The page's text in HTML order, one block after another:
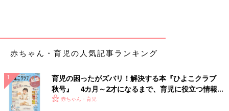
だったら楽しめるんじゃないかと思ったんです。
出版社を通すまではいかなくても、とにかくちゃんと形になるも
のを出版したいと思い調べたところ、Amazonの“KDP (電子書籍
とペーパーバックを無料でセルフ出版できるシステム)”にたどり
つきました。
赤ちゃん・育児の人気記事ランキング
育児の困ったがズバリ！解決する本『ひよこクラブ
秋号』 4カ月～2才になるまで、育児に役立つ情報が
いっぱい！
赤ちゃん・育児